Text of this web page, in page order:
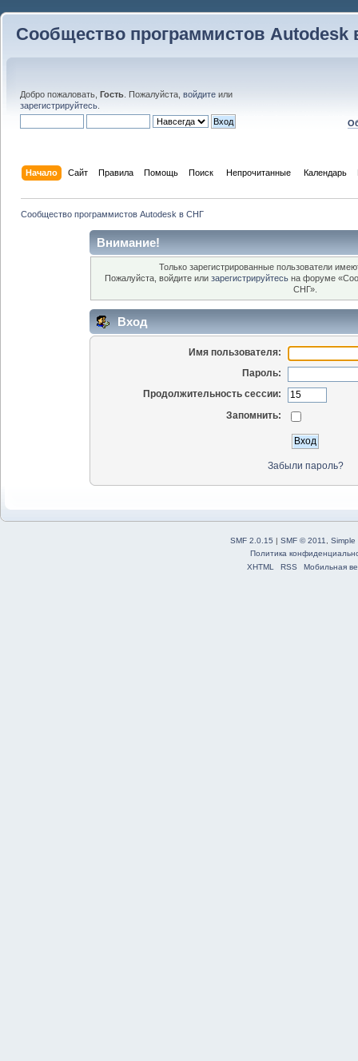
Сообщество программистов Autodesk
Добро пожаловать, Гость . Пожалуйста, войдите или
зарегистрируйтесь
Начало Сайт Правила Помощь Поиск Непрочитанные Календарь
Сообщество программистов Autodesk в СНГ
Внимание!
Только зарегистрированные пользователи
Пожалуйста, войдите или зарегистрируйтесь на форуме
СНГ».
Вход
Имя пользователя:
Пароль:
Продолжительность сессии:
Запомнить:
Забыли пароль?
SMF 2.0.15 | SMF © 2011
Simple
Политика
XHTML
RSS Мобильная